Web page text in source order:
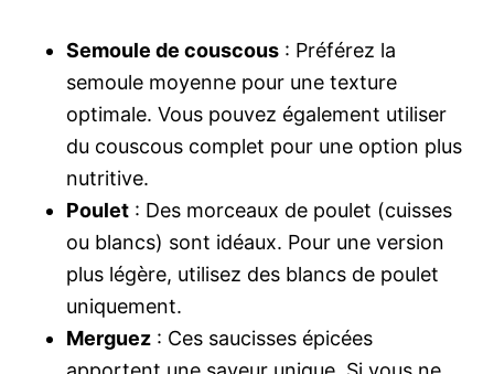
Semoule de couscous : Préférez la
semoule moyenne pour une texture
optimale. Vous pouvez également utiliser
du couscous complet pour une option plus
nutritive.
Poulet : Des morceaux de poulet (cuisses
ou blancs) sont idéaux. Pour une version
plus légère, utilisez des blancs de poulet
uniquement.
Merguez : Ces saucisses épicées